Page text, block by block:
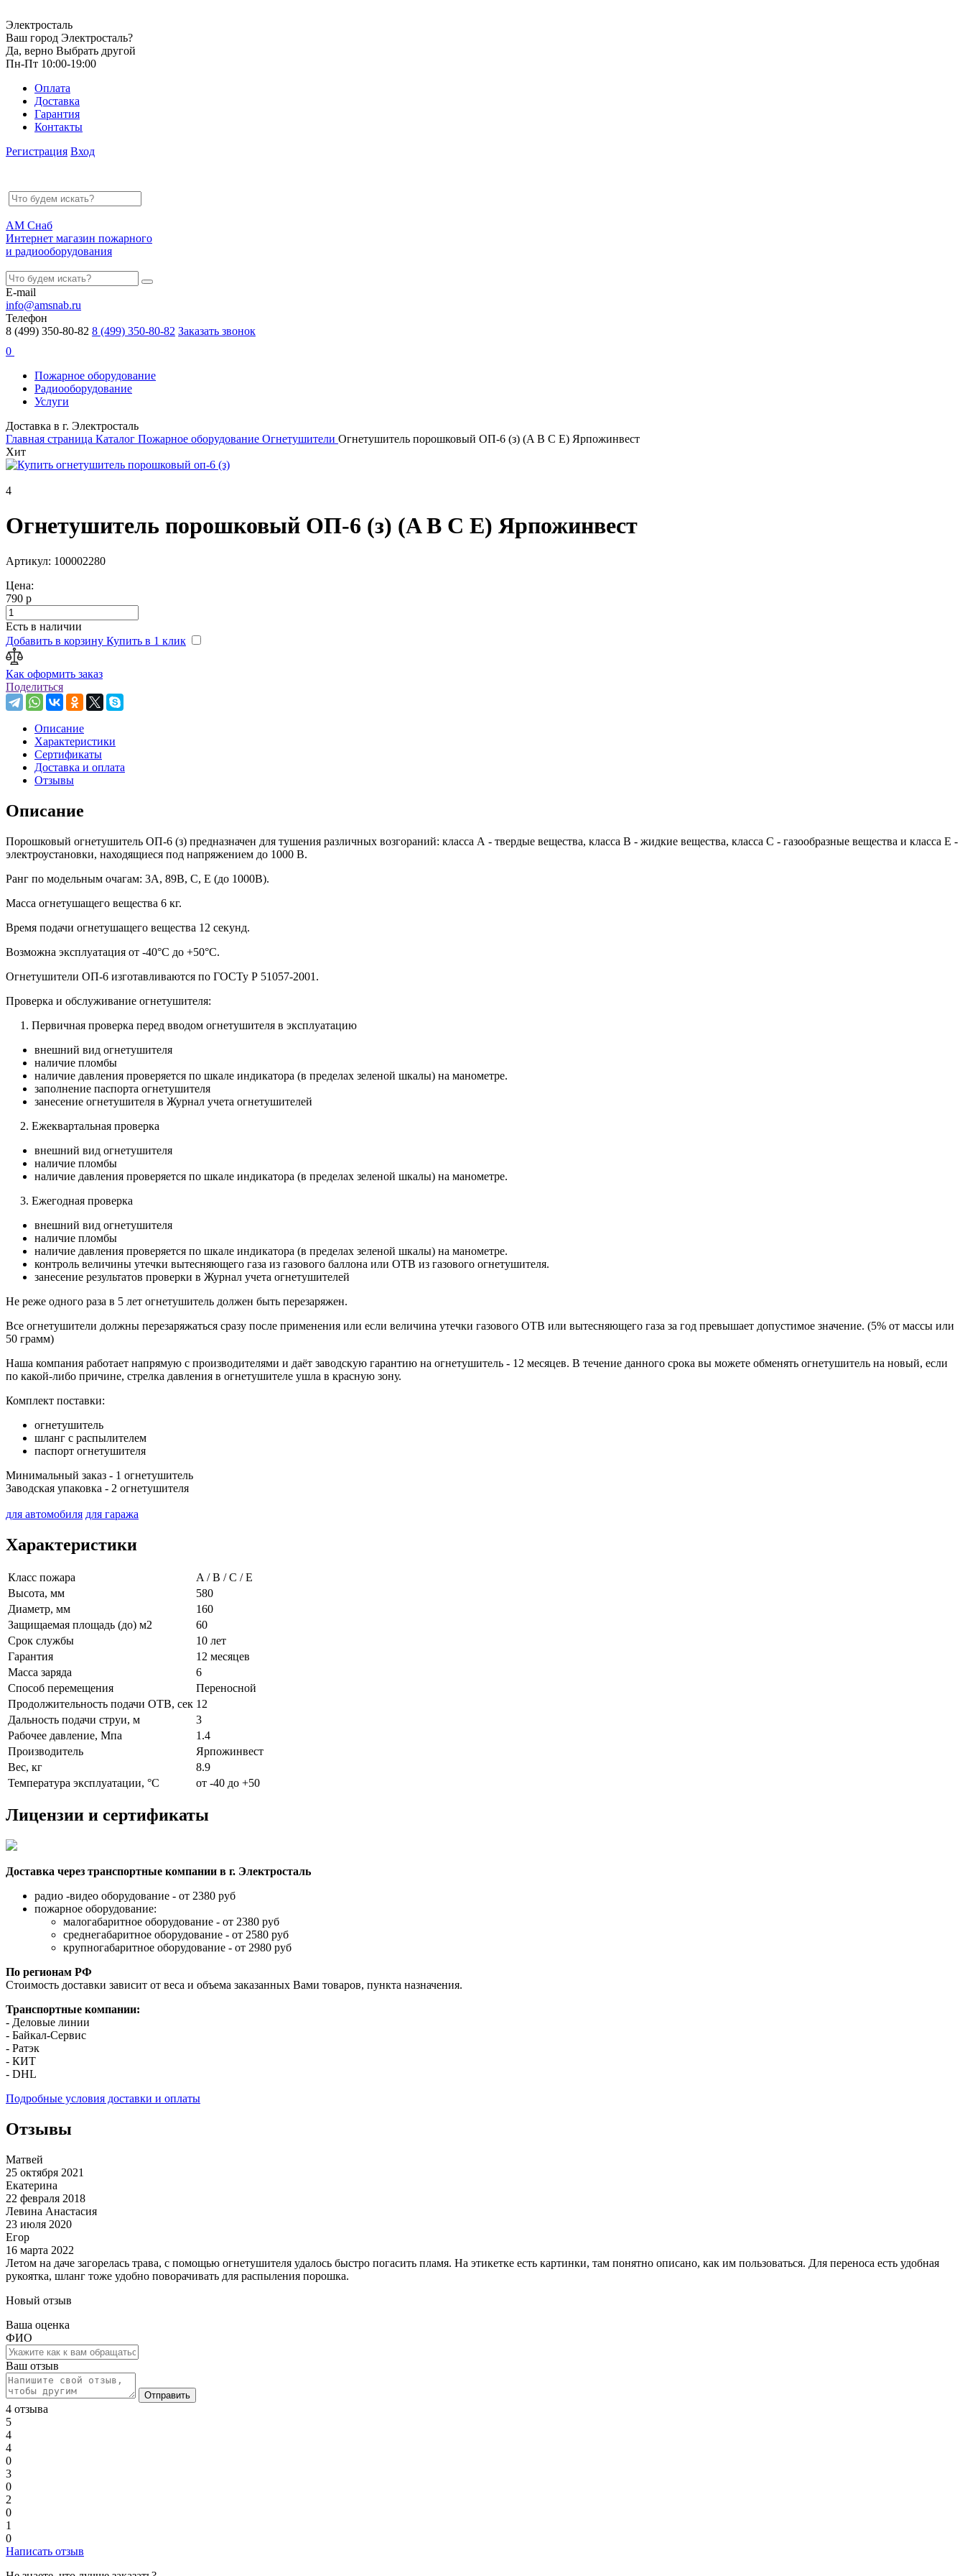
Электросталь
Ваш город Электросталь?
Да, верно Выбрать другой
Пн-Пт 10:00-19:00
Оплата
Доставка
Гарантия
Контакты
Регистрация Вход
АМ Снаб
Интернет магазин пожарного
и радиооборудования
E-mail
info@amsnab.ru
Телефон
8 (499) 350-80-82 8 (499) 350-80-82 Заказать звонок
0
Пожарное оборудование
Радиооборудование
Услуги
Доставка в г. Электросталь
Главная страница Каталог Пожарное оборудование Огнетушители Огнетушитель порошковый ОП-6 (з) (A B C E) Ярпожинвест
Хит
4
Огнетушитель порошковый ОП-6 (з) (A B C E) Ярпожинвест
Артикул: 100002280
Цена:
790 р
Есть в наличии
Добавить в корзину Купить в 1 клик
Как оформить заказ
Поделиться
Описание
Характеристики
Сертификаты
Доставка и оплата
Отзывы
Описание
Порошковый огнетушитель ОП-6 (з) предназначен для тушения различных возгораний: класса А - твердые вещества, класса В - жидкие вещества, класса С - газообразные вещества и класса Е -
электроустановки, находящиеся под напряжением до 1000 В.
Ранг по модельным очагам: 3А, 89В, С, Е (до 1000В).
Масса огнетушащего вещества 6 кг.
Время подачи огнетушащего вещества 12 секунд.
Возможна эксплуатация от -40°C до +50°C.
Огнетушители ОП-6 изготавливаются по ГОСТу Р 51057-2001.
Проверка и обслуживание огнетушителя:
1. Первичная проверка перед вводом огнетушителя в эксплуатацию
внешний вид огнетушителя
наличие пломбы
наличие давления проверяется по шкале индикатора (в пределах зеленой шкалы) на манометре.
заполнение паспорта огнетушителя
занесение огнетушителя в Журнал учета огнетушителей
2. Ежеквартальная проверка
внешний вид огнетушителя
наличие пломбы
наличие давления проверяется по шкале индикатора (в пределах зеленой шкалы) на манометре.
3. Ежегодная проверка
внешний вид огнетушителя
наличие пломбы
наличие давления проверяется по шкале индикатора (в пределах зеленой шкалы) на манометре.
контроль величины утечки вытесняющего газа из газового баллона или ОТВ из газового огнетушителя.
занесение результатов проверки в Журнал учета огнетушителей
Не реже одного раза в 5 лет огнетушитель должен быть перезаряжен.
Все огнетушители должны перезаряжаться сразу после применения или если величина утечки газового ОТВ или вытесняющего газа за год превышает допустимое значение. (5% от массы или
50 грамм)
Наша компания работает напрямую с производителями и даёт заводскую гарантию на огнетушитель - 12 месяцев. В течение данного срока вы можете обменять огнетушитель на новый, если
по какой-либо причине, стрелка давления в огнетушителе ушла в красную зону.
Комплект поставки:
огнетушитель
шланг с распылителем
паспорт огнетушителя
Минимальный заказ - 1 огнетушитель
Заводская упаковка - 2 огнетушителя
для автомобиля для гаража
Характеристики
Класс пожара
A / B / C / E
Высота, мм
580
Диаметр, мм
160
Защищаемая площадь (до) м2
60
Срок службы
10 лет
Гарантия
12 месяцев
Масса заряда
6
Способ перемещения
Переносной
Продолжительность подачи ОТВ, сек 12
Дальность подачи струи, м
3
Рабочее давление, Мпа
1.4
Производитель
Ярпожинвест
Вес, кг
8.9
Температура эксплуатации, °C
от -40 до +50
Лицензии и сертификаты
Доставка через транспортные компании в г. Электросталь
радио -видео оборудование - от 2380 руб
пожарное оборудование:
малогабаритное оборудование - от 2380 руб
среднегабаритное оборудование - от 2580 руб
крупногабаритное оборудование - от 2980 руб
По регионам РФ
Стоимость доставки зависит от веса и объема заказанных Вами товаров, пункта назначения.
Транспортные компании:
- Деловые линии
- Байкал-Сервис
- Ратэк
- КИТ
- DHL
Подробные условия доставки и оплаты
Отзывы
Матвей
25 октября 2021
Екатерина
22 февраля 2018
Левина Анастасия
23 июля 2020
Егор
16 марта 2022
Летом на даче загорелась трава, с помощью огнетушителя удалось быстро погасить пламя. На этикетке есть картинки, там понятно описано, как им пользоваться. Для переноса есть удобная
рукоятка, шланг тоже удобно поворачивать для распыления порошка.
Новый отзыв
Ваша оценка
ФИО
Ваш отзыв
Отправить
4 отзыва
5
4
4
0
3
0
2
0
1
0
Написать отзыв